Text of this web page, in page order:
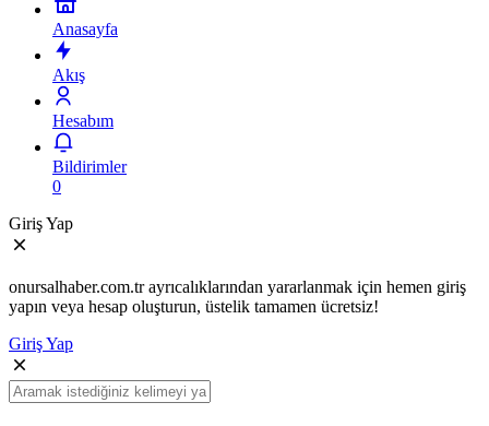
Anasayfa
Akış
Hesabım
Bildirimler
0
Giriş Yap
onursalhaber.com.tr ayrıcalıklarından yararlanmak için hemen giriş
yapın veya hesap oluşturun, üstelik tamamen ücretsiz!
Giriş Yap